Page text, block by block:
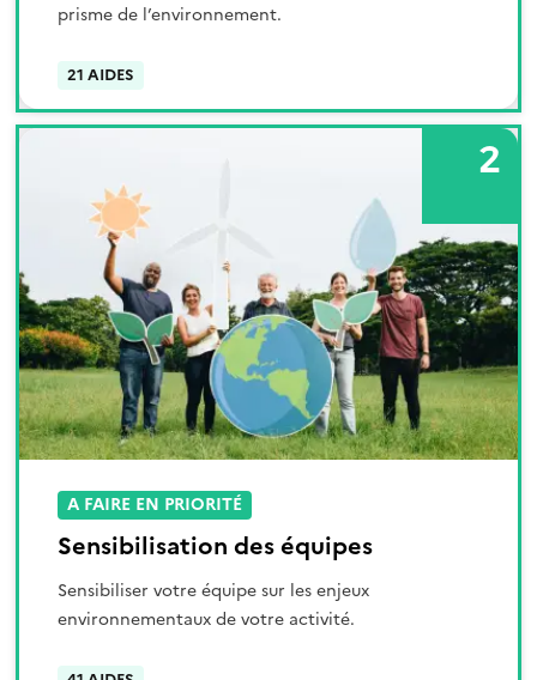
prisme de l’environnement.
21 AIDES
Sensibilisation des équipes
Sensibiliser votre équipe sur les enjeux
environnementaux de votre activité.
2
A FAIRE EN PRIORITÉ